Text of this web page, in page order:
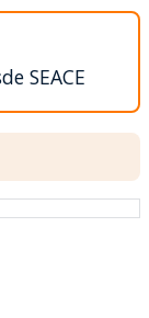
SEACE